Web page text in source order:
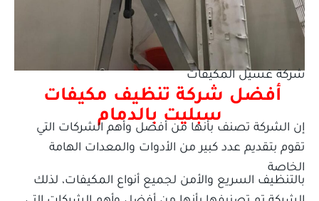
شركة غسيل المكيفات
أفضل شركة تنظيف مكيفات
سبليت بالدمام
إن الشركة تصنف بأنها من أفضل وأهم الشركات التي
تقوم بتقديم عدد كبير من الأدوات والمعدات الهامة
الخاصة
بالتنظيف السريع والأمن لجميع أنواع المكيفات، لذلك
جميع الخدمات